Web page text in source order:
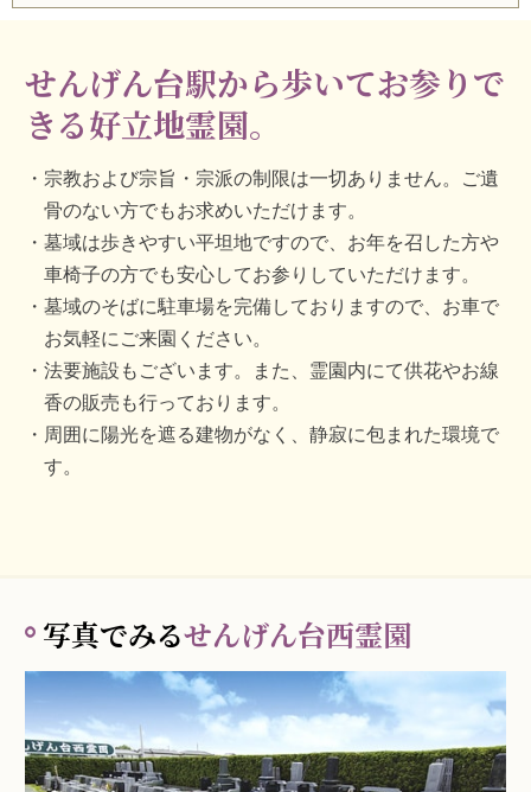
せんげん台駅から歩いてお参りで
きる好立地霊園。
宗教および宗旨・宗派の制限は一切ありません。ご遺
骨のない方でもお求めいただけます。
墓域は歩きやすい平坦地ですので、お年を召した方や
車椅子の方でも安心してお参りしていただけます。
墓域のそばに駐車場を完備しておりますので、お車で
お気軽にご来園ください。
法要施設もございます。また、霊園内にて供花やお線
香の販売も行っております。
周囲に陽光を遮る建物がなく、静寂に包まれた環境で
す。
写真でみるせんげん台西霊園